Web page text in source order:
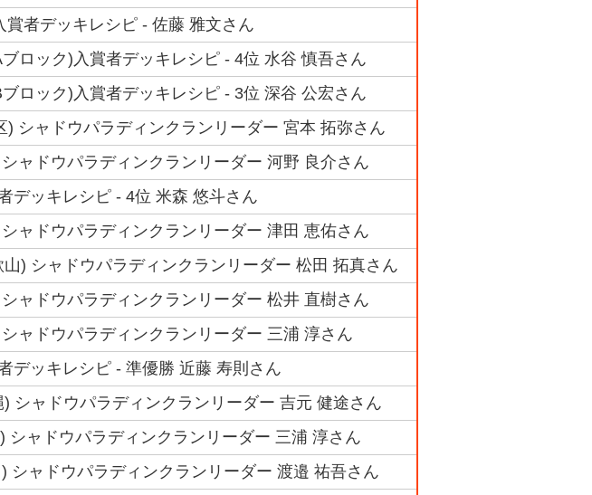
者デッキレシピ - 佐藤 雅文さん
ロック)入賞者デッキレシピ - 4位 水谷 慎吾さん
ロック)入賞者デッキレシピ - 3位 深谷 公宏さん
シャドウパラディンクランリーダー 宮本 拓弥さん
ャドウパラディンクランリーダー 河野 良介さん
デッキレシピ - 4位 米森 悠斗さん
ャドウパラディンクランリーダー 津田 恵佑さん
) シャドウパラディンクランリーダー 松田 拓真さん
ャドウパラディンクランリーダー 松井 直樹さん
ャドウパラディンクランリーダー 三浦 淳さん
デッキレシピ - 準優勝 近藤 寿則さん
シャドウパラディンクランリーダー 吉元 健途さん
ャドウパラディンクランリーダー 三浦 淳さん
シャドウパラディンクランリーダー 渡邉 祐吾さん